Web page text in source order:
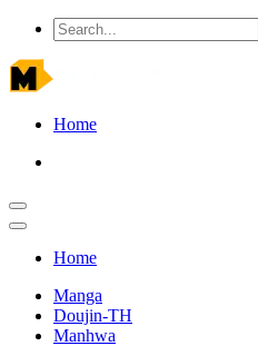
Home
Home
Manga
Doujin-TH
Manhwa